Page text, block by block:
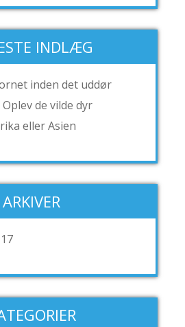
INDLÆG
inden det uddør
de vilde dyr
eller Asien
ARKIVER